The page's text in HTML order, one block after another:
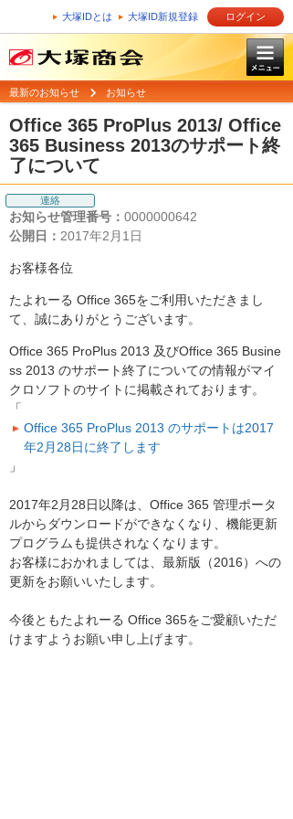
大塚IDとは 大塚ID新規登録 ログイン
最新のお知らせ お知らせ
Office 365 ProPlus 2013/ Office
365 Business 2013のサポート終
了について
連絡
お知らせ管理番号： 0000000642
公開日： 2017年2月1日
お客様各位
たよれーる Office 365をご利用いただきまし
て、誠にありがとうございます。
Office 365 ProPlus 2013 及びOffice 365 Busine
ss 2013 のサポート終了についての情報がマイ
クロソフトのサイトに掲載されております。
「
Office 365 ProPlus 2013 のサポートは2017
年2月28日に終了します
」
2017年2月28日以降は、Office 365 管理ポータ
ルからダウンロードができなくなり、機能更新
プログラムも提供されなくなります。
お客様におかれましては、最新版（2016）への
更新をお願いいたします。
今後ともたよれーる Office 365をご愛顧いただ
けますようお願い申し上げます。